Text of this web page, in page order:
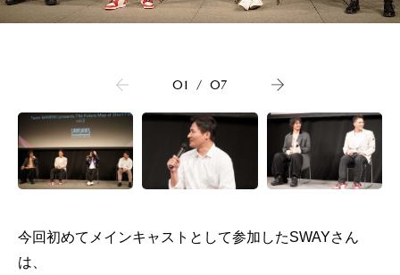
01 / 07
今回初めてメインキャストとして参加したSWAYさん
は、